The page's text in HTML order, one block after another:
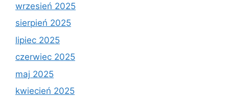
wrzesień 2025
sierpień 2025
lipiec 2025
czerwiec 2025
maj 2025
kwiecień 2025